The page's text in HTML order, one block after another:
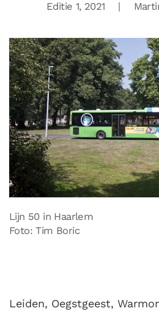
Editie 1, 2021 | Martin
Lijn 50 in Haarlem
Foto: Tim Boric
Leiden, Oegstgeest,